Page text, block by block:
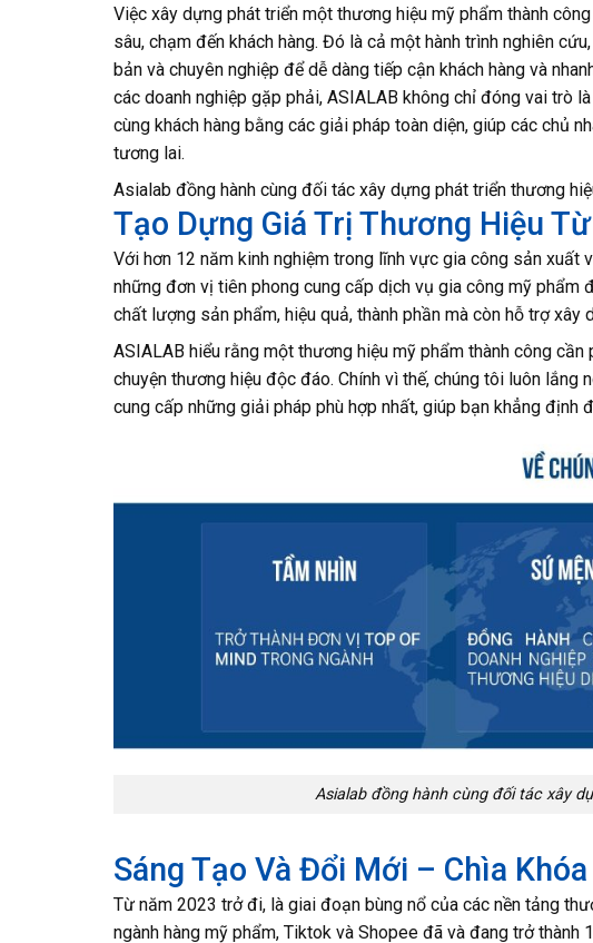
Việc xây dựng phát triển một thương hiệu mỹ phẩm thành
sâu, chạm đến khách hàng. Đó là cả một hành trình nghiên
bản và chuyên nghiệp để dễ dàng tiếp cận khách hàng và
các doanh nghiệp gặp phải, ASIALAB không chỉ đóng vai trò
cùng khách hàng bằng các giải pháp toàn diện, giúp các chủ
tương lai.
Asialab đồng hành cùng đối tác xây dựng phát triển thương
Tạo Dựng Giá Trị Thương Hiệu
Với hơn 12 năm kinh nghiệm trong lĩnh vực gia công sản
những đơn vị tiên phong cung cấp dịch vụ gia công mỹ phẩm
chất lượng sản phẩm, hiệu quả, thành phần mà còn hỗ trợ xây
ASIALAB hiểu rằng một thương hiệu mỹ phẩm thành công
chuyện thương hiệu độc đáo. Chính vì thế, chúng tôi luôn lắng
cung cấp những giải pháp phù hợp nhất, giúp bạn khẳng định
Asialab đồng hành cùng đối tác xây
Sáng Tạo Và Đổi Mới – Chìa
Từ năm 2023 trở đi, là giai đoạn bùng nổ của các nền tảng
ngành hàng mỹ phẩm, Tiktok và Shopee đã và đang trở thành